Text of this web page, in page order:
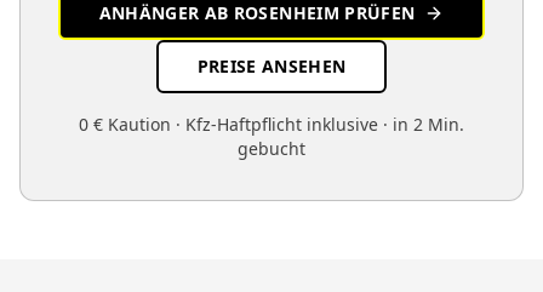
ANHÄNGER AB ROSENHEIM PRÜFEN
PREISE ANSEHEN
0 € Kaution · Kfz-Haftpflicht inklusive · in 2 Min.
gebucht